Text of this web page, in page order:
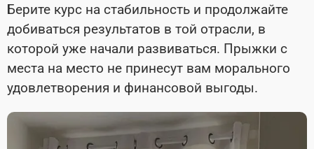
Берите курс на стабильность и продолжайте
добиваться результатов в той отрасли, в
которой уже начали развиваться. Прыжки с
места на место не принесут вам морального
удовлетворения и финансовой выгоды.